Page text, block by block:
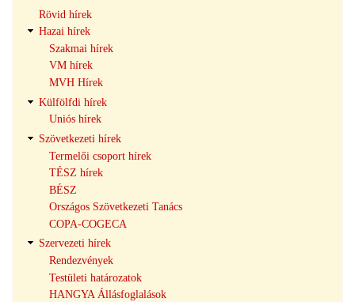
navigáció
Rövid hírek
Hazai hírek
Szakmai hírek
VM hírek
MVH Hírek
Külfölfdi hírek
Uniós hírek
Szövetkezeti hírek
Termelői csoport hírek
TÉSZ hírek
BÉSZ
Országos Szövetkezeti Tanács
COPA-COGECA
Szervezeti hírek
Rendezvények
Testületi határozatok
HANGYA Állásfoglalások